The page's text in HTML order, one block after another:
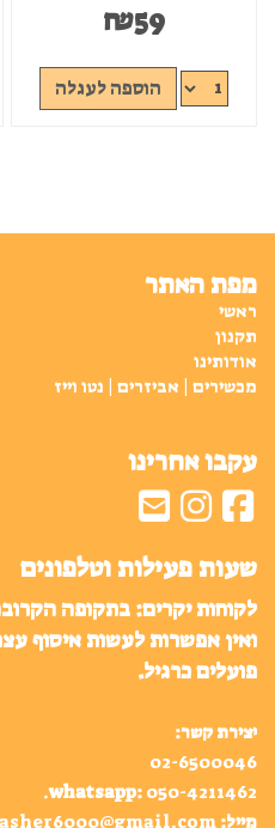
₪59
הוספה לעגלה
מפת האתר
ראשי
תקנון
אודותינו
מכשירים | אביזרים | נטו וייז
עקבו אחרינו
שעות פעילות וטלפונים
לקוחות יקרים: בתקופה
ואין אפשרות לעשות איסוף
פועלים כרגיל.
יצירת קשר:
02-6500046
whatsapp: 050-4211462
.
מייל: asher6000@gmail.com